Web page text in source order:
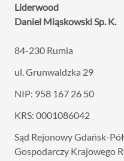
Liderwood
Daniel Miąskowski Sp. K.
84-230 Rumia
ul. Grunwaldzka 29
NIP: 958 167 26 50
KRS: 0001086042
Sąd Rejonowy Gdańsk-
Gospodarczy Krajowego